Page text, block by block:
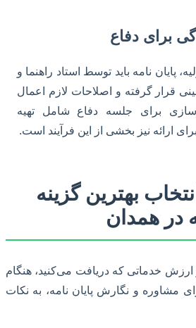
پایان نامه باید توسط استاد راهنما و
قرار گرفته و اصلاحات لازم اعمال
برای جلسه دفاع شامل تهیه
ارائه نیز بخشی از این فرآیند است.
بهترین گزینه
در همدان
ارزش خدماتی که دریافت می‌کنید، هنگام
مشاوره و نگارش پایان نامه، به نکات